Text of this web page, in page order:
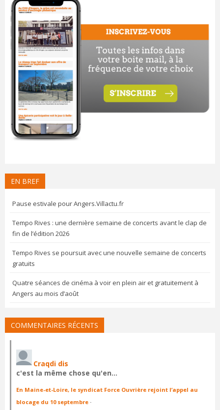
EN BREF
Pause estivale pour Angers.Villactu.fr
Tempo Rives : une dernière semaine de concerts avant le clap de
fin de l’édition 2026
Tempo Rives se poursuit avec une nouvelle semaine de concerts
gratuits
Quatre séances de cinéma à voir en plein air et gratuitement à
Angers au mois d’août
COMMENTAIRES RÉCENTS
Craqdi dis
c'est la même chose qu'en…
En Maine-et-Loire, le syndicat Force Ouvrière rejoint l’appel au
blocage du 10 septembre ·